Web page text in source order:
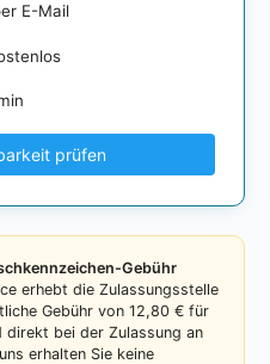
E-Mail
prüfen
Gebühr
erhebt die Zulassungsstelle
Gebühr von 12,80 € für
direkt bei der Zulassung an
erhalten Sie keine